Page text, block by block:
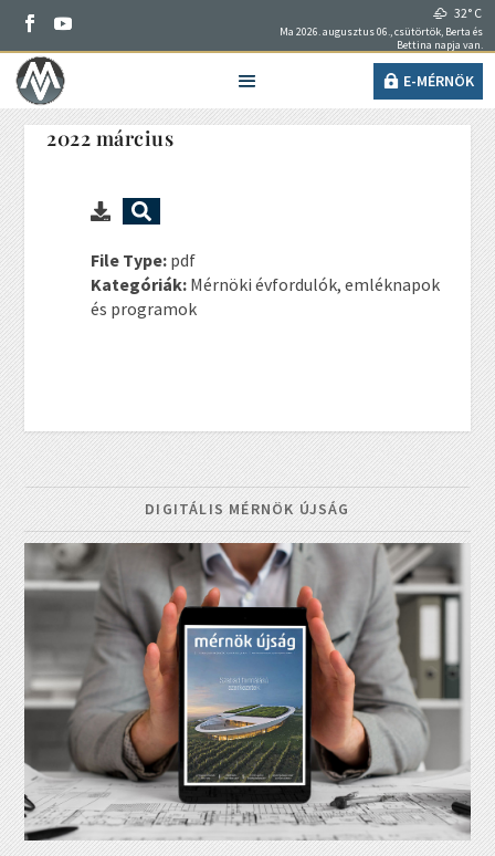
32° C
Ma 2026. augusztus 06., csütörtök, Berta és
Bettina napja van.
E-MÉRNÖK
2022 március
File Type: pdf
Kategóriák: Mérnöki évfordulók, emléknapok
és programok
DIGITÁLIS MÉRNÖK ÚJSÁG